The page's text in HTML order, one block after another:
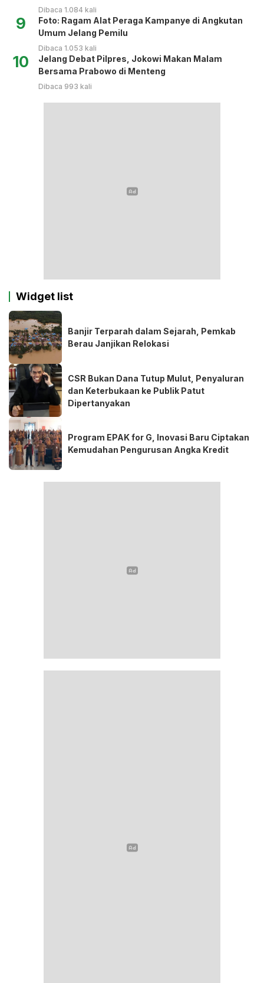
Dibaca 1.084 kali
9
Foto: Ragam Alat Peraga Kampanye di Angkutan
Umum Jelang Pemilu
Dibaca 1.053 kali
10
Jelang Debat Pilpres, Jokowi Makan Malam
Bersama Prabowo di Menteng
Dibaca 993 kali
Widget list
Banjir Terparah dalam Sejarah, Pemkab
Berau Janjikan Relokasi
CSR Bukan Dana Tutup Mulut, Penyaluran
dan Keterbukaan ke Publik Patut
Dipertanyakan
Program EPAK for G, Inovasi Baru Ciptakan
Kemudahan Pengurusan Angka Kredit